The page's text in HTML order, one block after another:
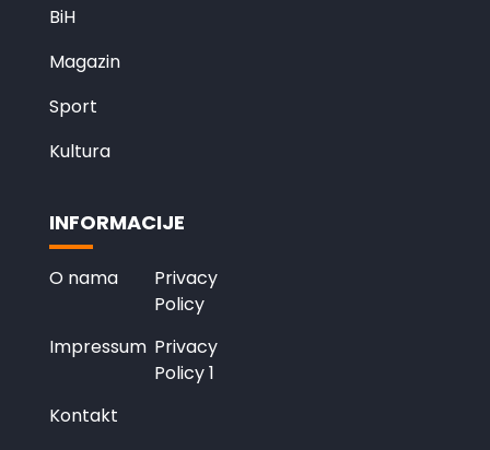
BiH
Magazin
Sport
Kultura
INFORMACIJE
O nama
Privacy
Policy
Impressum Privacy
Policy 1
Kontakt